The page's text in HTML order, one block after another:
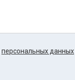
персональных данных